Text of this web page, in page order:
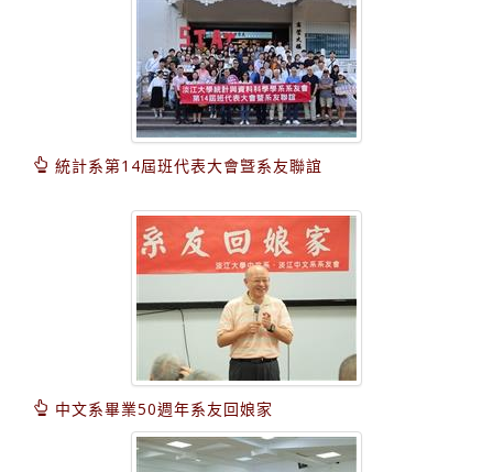
統計系第14屆班代表大會曁系友聯誼
中文系畢業50週年系友回娘家